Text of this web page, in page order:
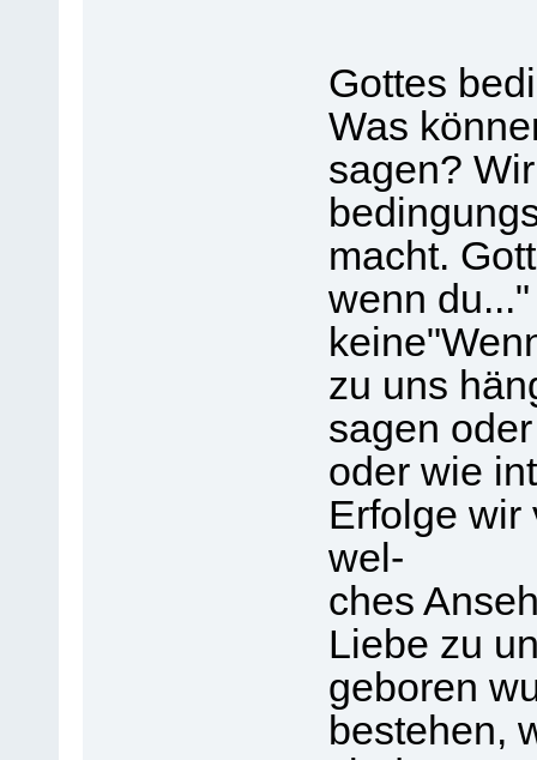
Gottes
Was
sagen?
macht.
wenn
zu uns
sagen
oder wie
Erfolge wir
wel-
ches
Liebe zu
geboren
bestehen,